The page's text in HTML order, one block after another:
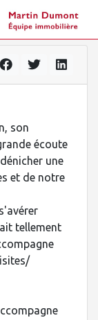
son
écoute
une
et de notre
tellement